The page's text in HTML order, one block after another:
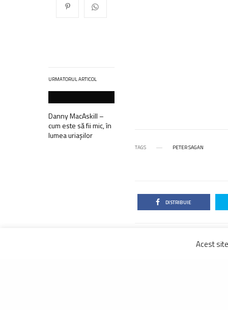
URMATORUL ARTICOL
Danny MacAskill –
cum este să fii mic, în
lumea uriașilor
TAGS PETER SAGAN
DISTRIBUIE
Acest